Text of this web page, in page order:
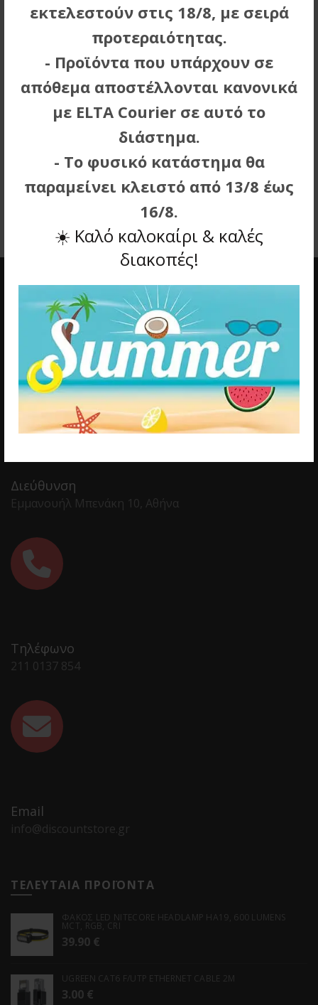
εκτελεστούν στις 18/8, με σειρά
προτεραιότητας.
- Προϊόντα που υπάρχουν σε
απόθεμα αποστέλλονται κανονικά
με ELTA Courier σε αυτό το
διάστημα.
- Το φυσικό κατάστημα θα
παραμείνει κλειστό από 13/8 έως
16/8.
☀️ Καλό καλοκαίρι & καλές
διακοπές!
Αξιοσημείωτο είναι τέλος το γεγονός ότι εταιρείες
όπως οι Microsoft, Samsung, Google και άλλες
εξέφρασαν την υποστήριξή τους στην εξαγορά, αφού
είναι και οι ίδιες αποδέκτες των λύσεων της
Qualcomm.
ΠΡΟΗΓΟΥΜΕΝΟ ΑΡΘΡΟ
Διεύθυνση
Εμμανουήλ Μπενάκη 10, Αθήνα
Τηλέφωνο
211 0137 854
Email
info@discountstore.gr
ΤΕΛΕΥΤΑΙΑ ΠΡΟΪΟΝΤΑ
ΦΑΚΟΣ LED NITECORE HEADLAMP HA19, 600 LUMENS
MCT, RGB, CRI
39.90 €
UGREEN CAT6 F/UTP ETHERNET CABLE 2M
3.00 €